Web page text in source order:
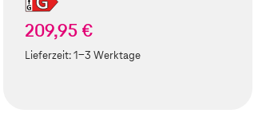
209,95 €
Lieferzeit:1-3 Werktage